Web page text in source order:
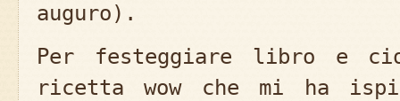
auguro).
Per festeggiare libro e
ricetta wow che mi ha